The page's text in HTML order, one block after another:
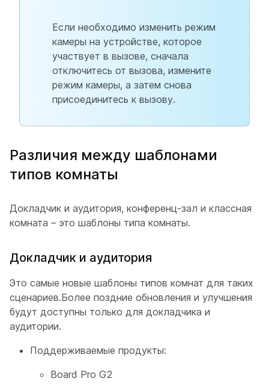
Если необходимо изменить режим
камеры на устройстве, которое
участвует в вызове, сначала
отключитесь от вызова, измените
режим камеры, а затем снова
присоединитесь к вызову.
Различия между шаблонами
типов комнаты
Докладчик и аудитория, конференц-зал и классная
комната – это шаблоны типа комнаты.
Докладчик и аудитория
Это самые новые шаблоны типов комнат для таких
сценариев.Более поздние обновления и улучшения
будут доступны только для докладчика и
аудитории.
Поддерживаемые продукты:
Board Pro G2